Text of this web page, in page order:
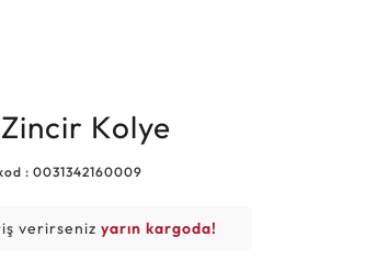
Zincir Kolye
: 0031342160009
verirsenizyarın kargoda!